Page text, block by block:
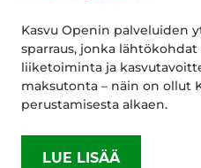
Kasvu Openin palveluiden
sparraus, jonka
liiketoiminta ja
maksutonta – näin on ollut
perustamisesta alkaen.
LUE LISÄÄ